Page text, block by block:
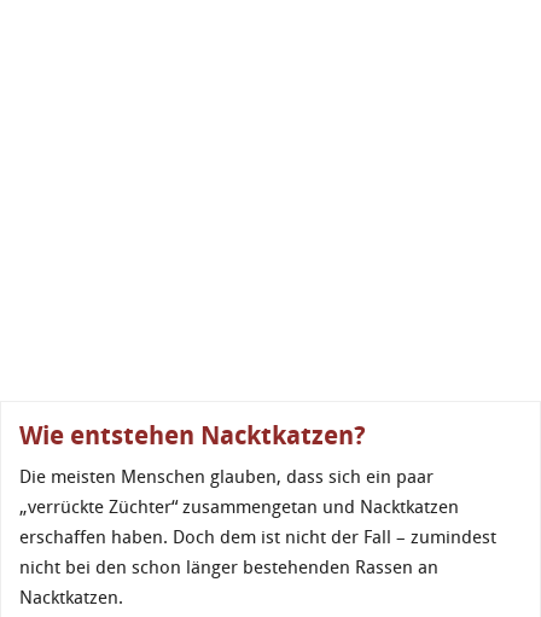
Wie entstehen Nacktkatzen?
Die meisten Menschen glauben, dass sich ein paar
„verrückte Züchter“ zusammengetan und Nacktkatzen
erschaffen haben. Doch dem ist nicht der Fall – zumindest
nicht bei den schon länger bestehenden Rassen an
Nacktkatzen.